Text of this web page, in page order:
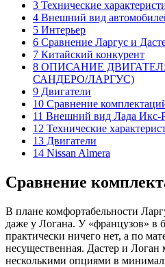
3 Технические
4 Внешний вид
5 Интерьер
6 Сравнение Ларгус и
7 Китайский конкурент
8 ОПИСАНИЕ
САНДЕРО/ЛАРГУС)
9 Двигатели
10 Сравнение
11 Внешний вид Лада Икс-
12 Технические
13 Двигатели
14 Nissan Almera
Сравнение
В плане комфортабельности
даже у Логана. У «французов» в
практически ничего нет, а по
несущественная. Дастер и
несколькими опциями в